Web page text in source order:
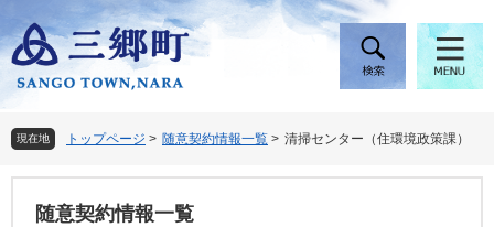
ー
ジ
頭
で
す
ニ
ュ
飛
ば
し
現在地 トップページ > 随意契約情報一覧 > 清掃センター（住環境政策課）
随意契約情報一覧